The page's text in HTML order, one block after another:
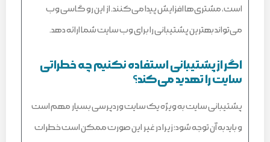
است، مشتری‌ها افزایش پیدا می‌کنند. از این رو گاسی وب
می‌تواند بهترین پشتیبانی را برای وب سایت شما ارائه دهد.
اگر از پشتیبانی استفاده نکنیم چه خطراتی
سایت را تهدید می‌کند؟
پشتیبانی سایت به ویژه یک سایت وردپرسی بسیار مهم است
و باید به آن توجه شود‌؛ زیرا در غیر این صورت ممکن است خطرات